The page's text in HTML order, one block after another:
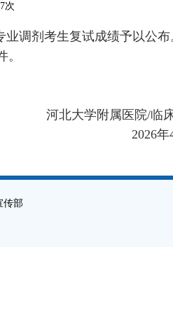
次
业调剂考生复试成绩予以公布
河北大学附属医院/临
2026年
传部